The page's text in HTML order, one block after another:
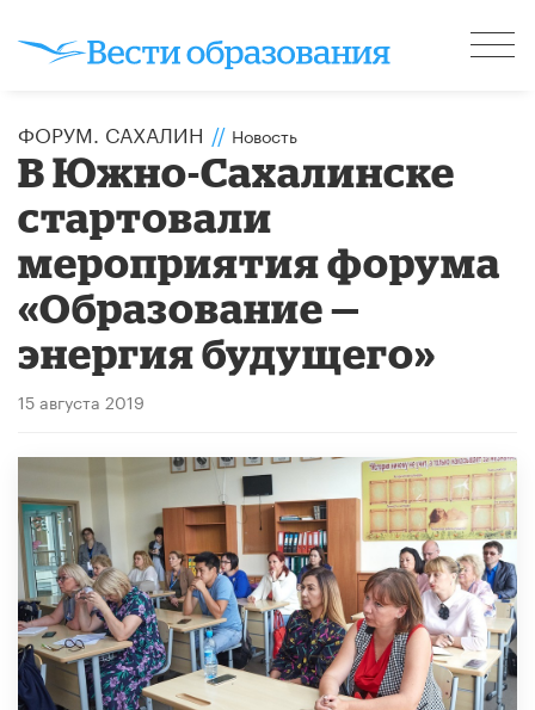
ФОРУМ. САХАЛИН // Новость
В Южно-Сахалинске
стартовали
мероприятия форума
«Образование —
энергия будущего»
15 августа 2019